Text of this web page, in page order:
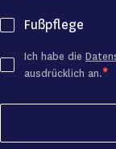
Fußpflege
Ich habe die
ausdrücklich an.